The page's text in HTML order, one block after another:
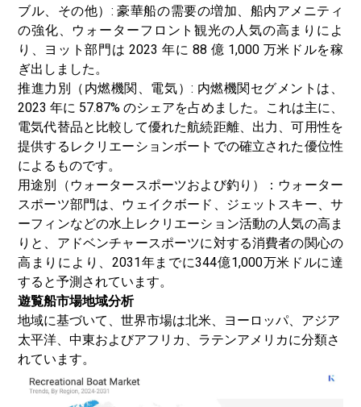
ブル、その他）: 豪華船の需要の増加、船内アメニティ
の強化、ウォーターフロント観光の人気の高まりによ
り、ヨット部門は 2023 年に 88 億 1,000 万米ドルを稼
ぎ出しました。
推進力別（内燃機関、電気）: 内燃機関セグメントは、
2023 年に 57.87% のシェアを占めました。これは主に、
電気代替品と比較して優れた航続距離、出力、可用性を
提供するレクリエーションボートでの確立された優位性
によるものです。
用途別（ウォータースポーツおよび釣り）：ウォーター
スポーツ部門は、ウェイクボード、ジェットスキー、サ
ーフィンなどの水上レクリエーション活動の人気の高ま
りと、アドベンチャースポーツに対する消費者の関心の
高まりにより、2031年までに344億1,000万米ドルに達
すると予測されています。
遊覧船市場地域分析
地域に基づいて、世界市場は北米、ヨーロッパ、アジア
太平洋、中東およびアフリカ、ラテンアメリカに分類さ
れています。